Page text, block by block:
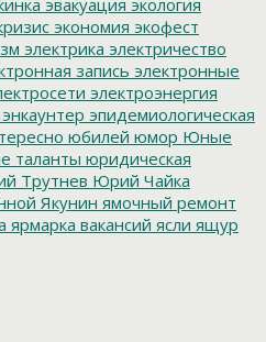
эвакуация экология
экономия экофест
электрика электричество
запись электронные
электроэнергия
энкаунтер эпидемиологическая
юбилей юмор Юные
таланты юридическая
Трутнев Юрий Чайка
Якунин ямочный ремонт
ярмарка вакансий ясли ящур